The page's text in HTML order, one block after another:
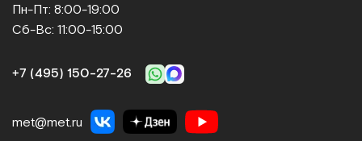
Пн-Пт: 8:00-19:00
Сб-Вс: 11:00-15:00
+7 (495) 150‑27‑26
met@met.ru